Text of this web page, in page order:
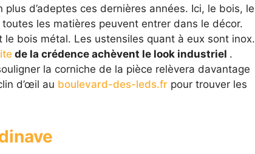
d’adeptes ces dernières années. Ici, le bois, le
les matières peuvent entrer dans le décor.
bois métal. Les ustensiles quant à eux sont inox.
de la crédence achèvent le look industriel .
la corniche de la pièce relèvera davantage
d’œil au boulevard-des-leds.frpour trouver les